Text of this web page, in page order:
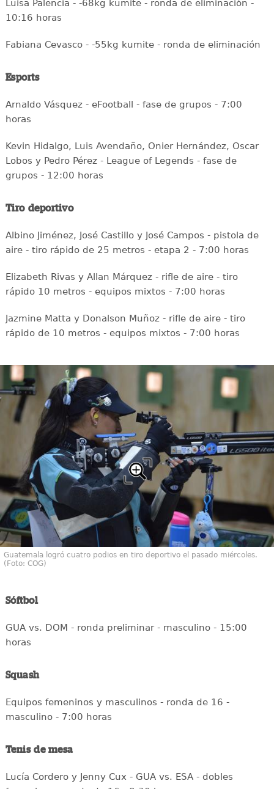
Luisa Palencia - -68kg kumite - ronda de eliminación -
10:16 horas
Fabiana Cevasco - -55kg kumite - ronda de eliminación
Esports
Arnaldo Vásquez - eFootball - fase de grupos - 7:00
horas
Kevin Hidalgo, Luis Avendaño, Onier Hernández, Oscar
Lobos y Pedro Pérez - League of Legends - fase de
grupos - 12:00 horas
Tiro deportivo
Albino Jiménez, José Castillo y José Campos - pistola de
aire - tiro rápido de 25 metros - etapa 2 - 7:00 horas
Elizabeth Rivas y Allan Márquez - rifle de aire - tiro
rápido 10 metros - equipos mixtos - 7:00 horas
Jazmine Matta y Donalson Muñoz - rifle de aire - tiro
rápido de 10 metros - equipos mixtos - 7:00 horas
Guatemala logró cuatro podios en tiro deportivo el pasado miércoles.
(Foto: COG)
Sóftbol
GUA vs. DOM - ronda preliminar - masculino - 15:00
horas
Squash
Equipos femeninos y masculinos - ronda de 16 -
masculino - 7:00 horas
Tenis de mesa
Lucía Cordero y Jenny Cux - GUA vs. ESA - dobles